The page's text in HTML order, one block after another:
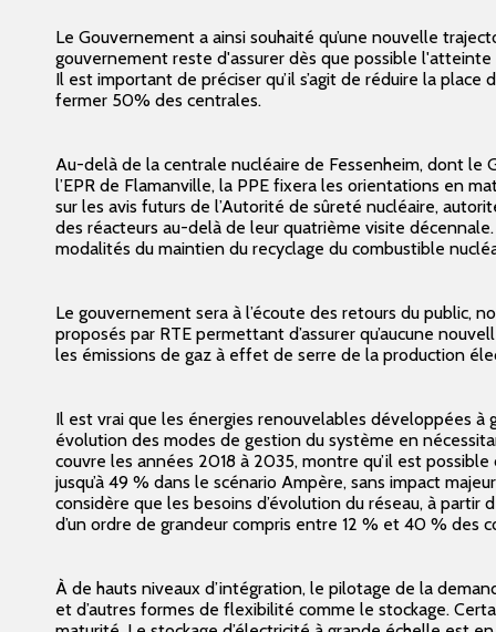
Le Gouvernement a ainsi souhaité qu’une nouvelle
gouvernement reste d'assurer dès que possible
Il est important de préciser qu’il s’agit de réduire la
fermer 50% des centrales.
Au-delà de la centrale nucléaire de Fessenheim, dont
l’EPR de Flamanville, la PPE fixera les orientations en
sur les avis futurs de l’Autorité de sûreté nucléaire,
des réacteurs au-delà de leur quatrième visite
modalités du maintien du recyclage du combustible
Le gouvernement sera à l’écoute des retours du public,
proposés par RTE permettant d’assurer qu’aucune
les émissions de gaz à effet de serre de la production
Il est vrai que les énergies renouvelables développées
évolution des modes de gestion du système en
couvre les années 2018 à 2035, montre qu’il est
jusqu’à 49 % dans le scénario Ampère, sans impact
considère que les besoins d’évolution du réseau, à
d’un ordre de grandeur compris entre 12 % et 40 % des
À de hauts niveaux d’intégration, le pilotage de la
et d’autres formes de flexibilité comme le stockage.